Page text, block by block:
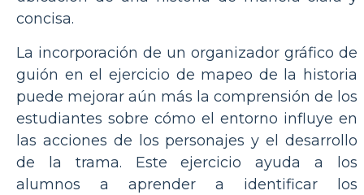
concisa.
La incorporación de un organizador gráfico de
guión en el ejercicio de mapeo de la historia
puede mejorar aún más la comprensión de los
estudiantes sobre cómo el entorno influye en
las acciones de los personajes y el desarrollo
de la trama. Este ejercicio ayuda a los
alumnos a aprender a identificar los